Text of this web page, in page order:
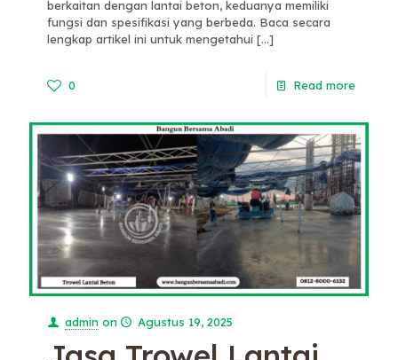
berkaitan dengan lantai beton, keduanya memiliki
fungsi dan spesifikasi yang berbeda. Baca secara
lengkap artikel ini untuk mengetahui […]
0 Read more
admin on Agustus 19, 2025